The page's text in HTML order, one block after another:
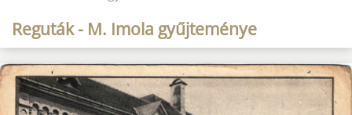
Reguták - M. Imola gyűjteménye